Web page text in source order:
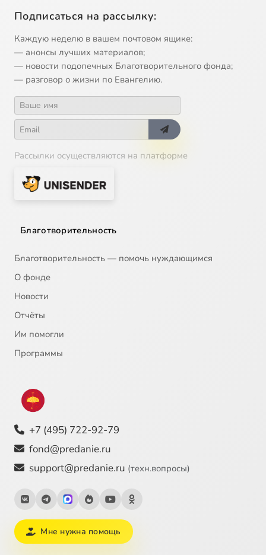
Подписаться на рассылку:
Каждую неделю в вашем почтовом ящике:
— анонсы лучших материалов;
— новости подопечных Благотворительного фонда;
— разговор о жизни по Евангелию.
Рассылки осуществляются на платформе
Благотворительность
Благотворительность — помочь нуждающимся
О фонде
Новости
Отчёты
Им помогли
Программы
+7 (495) 722-92-79
fond@predanie.ru
support@predanie.ru (техн.вопросы)
Мне нужна помощь